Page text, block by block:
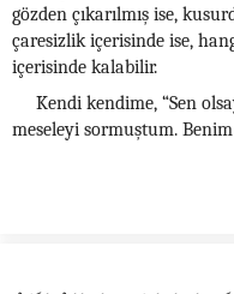
gözden çıkarılmış ise,
çaresizlik içerisinde ise,
içerisinde kalabilir.
Kendi kendime, “Sen
meseleyi sormuştum.